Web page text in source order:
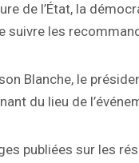
de l’État, la
suivre les
Blanche, le
du lieu de
publiées sur les